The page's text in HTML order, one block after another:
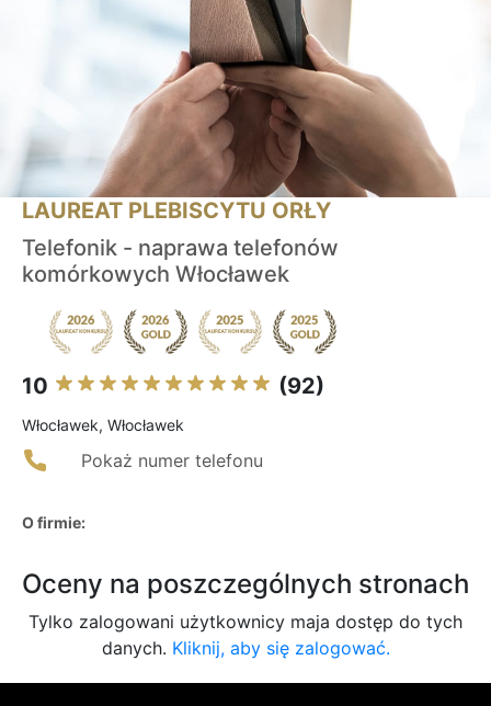
LAUREAT PLEBISCYTU ORŁY
Telefonik - naprawa telefonów
komórkowych Włocławek
10 (92)
Włocławek, Włocławek
Pokaż numer telefonu
O firmie:
Oceny na poszczególnych stronach
Tylko zalogowani użytkownicy maja dostęp do tych
danych. Kliknij, aby się zalogować.